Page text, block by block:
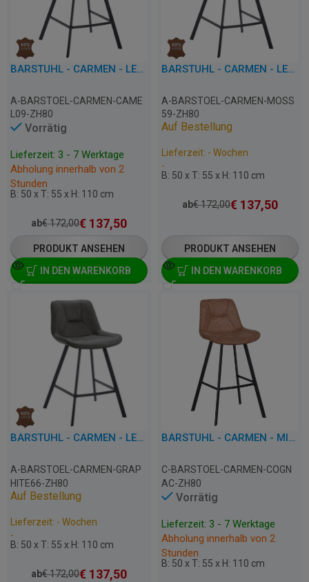
BARSTUHL - CARMEN - LEDER/KUNSTLEDER
A-BARSTOEL-CARMEN-CAME
L09-ZH80
Vorrätig
Lieferzeit: 3 - 7 Werktage
Abholung innerhalb von 2
Stunden
B: 50 x T: 55 x H: 110 cm
ab€172,00€ 137,50
PRODUKT ANSEHEN
IN DEN WARENKORB
BARSTUHL - CARMEN - LEDER/KUNSTLEDER
A-BARSTOEL-CARMEN-MOSS
59-ZH80
Auf Bestellung
Lieferzeit: - Wochen
-
B: 50 x T: 55 x H: 110 cm
ab€172,00€ 137,50
PRODUKT ANSEHEN
IN DEN WARENKORB
BARSTUHL - CARMEN - LEDER/KUNSTLEDER
A-BARSTOEL-CARMEN-GRAP
HITE66-ZH80
Auf Bestellung
Lieferzeit: - Wochen
-
B: 50 x T: 55 x H: 110 cm
ab€172,00€ 137,50
BARSTUHL - CARMEN - MIKROFASER
C-BARSTOEL-CARMEN-COGN
AC-ZH80
Vorrätig
Lieferzeit: 3 - 7 Werktage
Abholung innerhalb von 2
Stunden
B: 50 x T: 55 x H: 110 cm